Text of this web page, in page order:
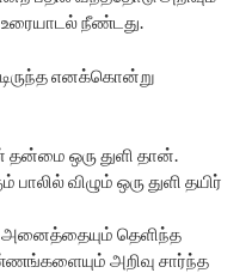
நீண்டது.
எனக்கொன்று
ஒரு துளி தான்.
விழும் ஒரு துளி தயிர்
அனைத்தையும் தெளிந்த
அறிவு சார்ந்த